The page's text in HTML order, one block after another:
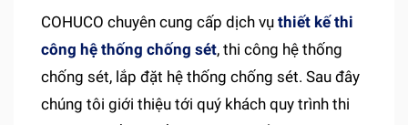
COHUCO chuyên cung cấp dịch vụ thiết kế thi
công hệ thống chống sét, thi công hệ thống
chống sét, lắp đặt hệ thống chống sét. Sau đây
chúng tôi giới thiệu tới quý khách quy trình thi